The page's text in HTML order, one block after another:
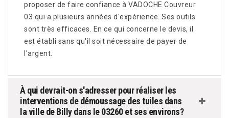
proposer de faire confiance à VADOCHE Couvreur
03 qui a plusieurs années d'expérience. Ses outils
sont très efficaces. En ce qui concerne le devis, il
est établi sans qu'il soit nécessaire de payer de
l'argent.
À qui devrait-on s'adresser pour réaliser les
interventions de démoussage des tuiles dans
la ville de Billy dans le 03260 et ses environs?